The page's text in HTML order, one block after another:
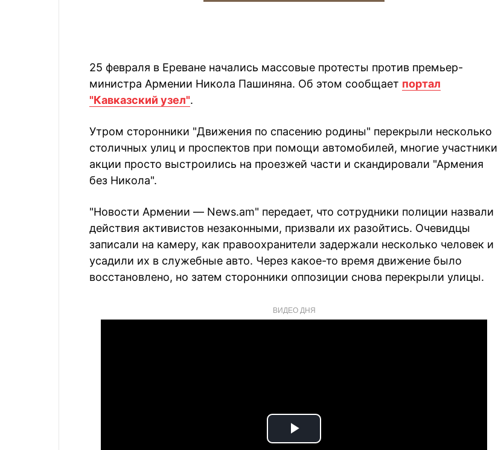
25 февраля в Ереване начались массовые протесты против премьер-
министра Армении Никола Пашиняна. Об этом сообщает портал
"Кавказский узел".
Утром сторонники "Движения по спасению родины" перекрыли несколько
столичных улиц и проспектов при помощи автомобилей, многие участники
акции просто выстроились на проезжей части и скандировали "Армения
без Никола".
"Новости Армении — News.am" передает, что сотрудники полиции назвали
действия активистов незаконными, призвали их разойтись. Очевидцы
записали на камеру, как правоохранители задержали несколько человек и
усадили их в служебные авто. Через какое-то время движение было
восстановлено, но затем сторонники оппозиции снова перекрыли улицы.
ВИДЕО ДНЯ
Play